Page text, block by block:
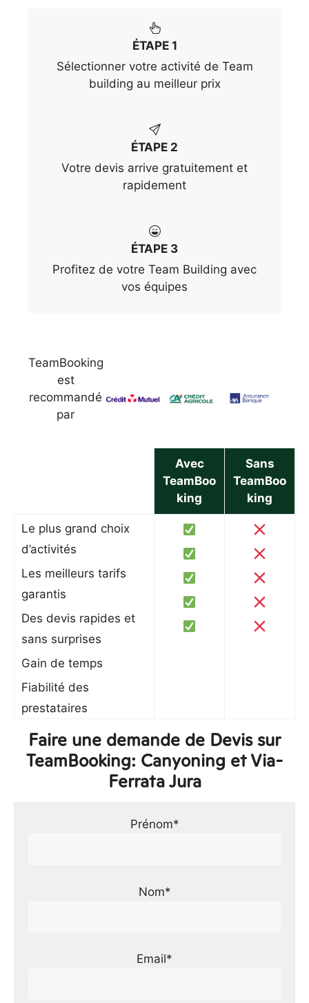
ÉTAPE 1
Sélectionner votre activité de Team
building au meilleur prix
ÉTAPE 2
Votre devis arrive gratuitement et
rapidement
ÉTAPE 3
Profitez de votre Team Building avec
vos équipes
TeamBooking
est
recommandé
par
Avec
TeamBoo
king
Sans
TeamBoo
king
Le plus grand choix
d’activités
Les meilleurs tarifs
garantis
Des devis rapides et
sans surprises
Gain de temps
Fiabilité des
prestataires
Faire une demande de Devis sur
TeamBooking: Canyoning et Via-
Ferrata Jura
Prénom*
Nom*
Email*